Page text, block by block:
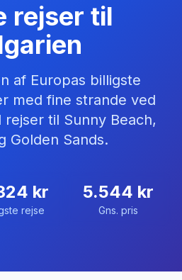
rejser til
af Europas billigste
med fine strande ved
til Sunny Beach,
Golden Sands.
kr
rejse
5.544 kr
Gns. pris